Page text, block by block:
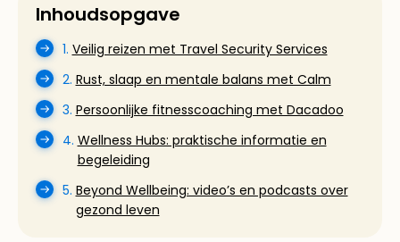
Inhoudsopgave
1. Veilig reizen met Travel Security Services
2. Rust, slaap en mentale balans met Calm
3. Persoonlijke fitnesscoaching met Dacadoo
4. Wellness Hubs: praktische informatie en
begeleiding
5. Beyond Wellbeing: video’s en podcasts over
gezond leven